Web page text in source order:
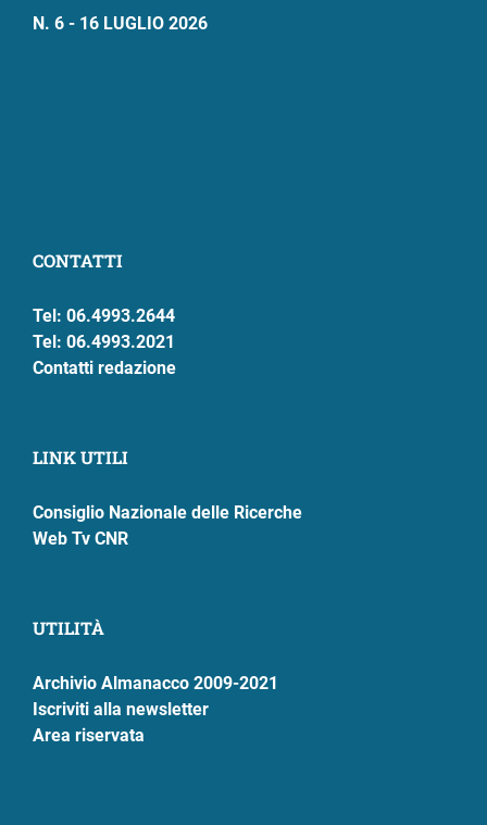
N. 6 - 16 LUGLIO 2026
CONTATTI
Tel: 06.4993.2644
Tel: 06.4993.2021
Contatti redazione
LINK UTILI
Consiglio Nazionale delle Ricerche
Web Tv CNR
UTILITÀ
Archivio Almanacco 2009-2021
Iscriviti alla newsletter
Area riservata